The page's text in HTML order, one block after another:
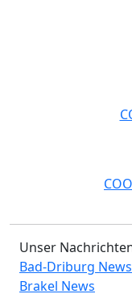
Unser
Bad-Driburg News
Brakel News